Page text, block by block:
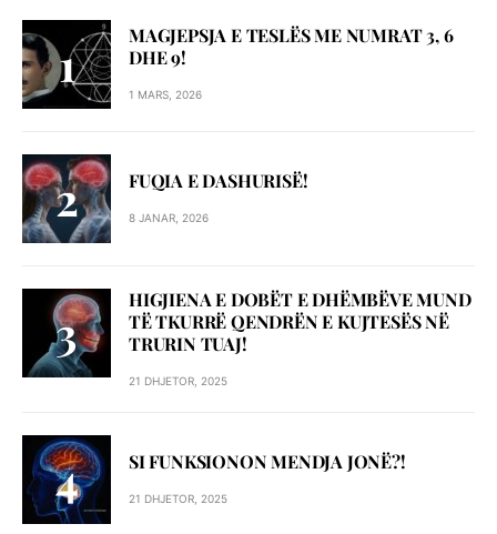
MAGJEPSJA E TESLËS ME NUMRAT 3, 6
DHE 9!
1 MARS, 2026
FUQIA E DASHURISË!
8 JANAR, 2026
HIGJIENA E DOBËT E DHËMBËVE MUND
TË TKURRË QENDRËN E KUJTESËS NË
TRURIN TUAJ!
21 DHJETOR, 2025
SI FUNKSIONON MENDJA JONË?!
21 DHJETOR, 2025